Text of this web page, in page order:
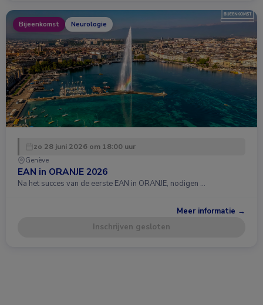
Bijeenkomst Neurologie
zo 28 juni 2026 om 18:00 uur
Genève
EAN in ORANJE 2026
Na het succes van de eerste EAN in ORANJE, nodigen …
Meer informatie →
Inschrijven gesloten